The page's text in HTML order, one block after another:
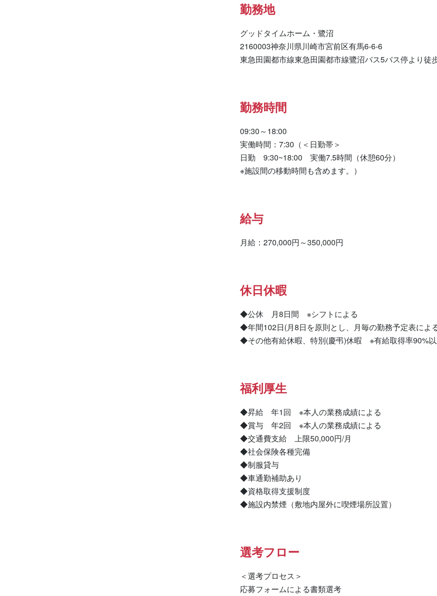
勤務地
グッドタイムホーム・鷺沼
2160003神奈川県川崎市宮前区有馬6-6-6
東急田園都市線東急田園都市線鷺沼バス5バス停より徒
勤務時間
09:30～18:00
実働時間：7:30（＜日勤帯＞
日勤　9:30~18:00　実働7.5時間（休憩60分）
※施設間の移動時間も含めます。）
給与
月給：270,000円～350,000円
休日休暇
◆公休　月8日間　※シフトによる
◆年間102日(月8日を原則とし、月毎の勤務予定表によ
◆その他有給休暇、特別(慶弔)休暇　※有給取得率90%
福利厚生
◆昇給　年1回　※本人の業務成績による
◆賞与　年2回　※本人の業務成績による
◆交通費支給　上限50,000円/月
◆社会保険各種完備
◆制服貸与
◆車通勤補助あり
◆資格取得支援制度
◆施設内禁煙（敷地内屋外に喫煙場所設置）
選考フロー
＜選考プロセス＞
応募フォームによる書類選考